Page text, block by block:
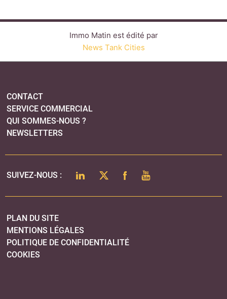
LINKEDINTWITTERFACEBOOK
YOUTUBE
MENTIONS LÉGALES
POLITIQUE DE CONFIDENTIALITÉ
COOKIES